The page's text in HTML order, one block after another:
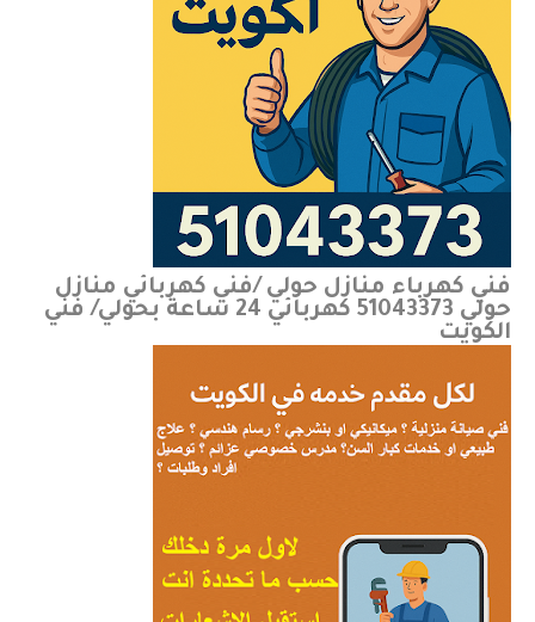
فني كهرباء منازل حولي /فني كهربائي منازل
حولي 51043373 كهربائي 24 ساعة بحولي/ فني
الكويت